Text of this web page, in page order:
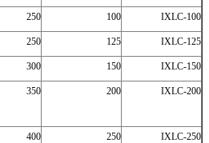
IXLC-100
100
250
IXLC-125
125
250
IXLC-150
150
300
IXLC-200
200
350
IXLC-250
250
400